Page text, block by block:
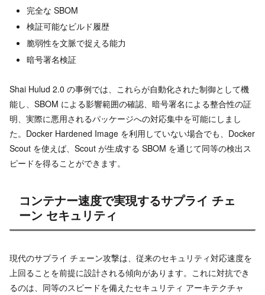
完全な SBOM
検証可能なビルド履歴
脆弱性を文脈で捉える能力
暗号署名検証
Shai Hulud 2.0 の事例では、これらが自動化された制御として機
能し、SBOM による影響範囲の確認、暗号署名による整合性の証
明、実際に悪用されるパッケージへの対応集中を可能にしまし
た。Docker Hardened Image を利用していない場合でも、Docker
Scout を使えば、Scout が生成する SBOM を通じて同等の検出ス
ピードを得ることができます。
コンテナー速度で実現するサプライ チェ
ーン セキュリティ
現代のサプライ チェーン攻撃は、従来のセキュリティ対応速度を
上回ることを前提に設計される傾向があります。これに対抗でき
るのは、同等のスピードを備えたセキュリティ アーキテクチャ